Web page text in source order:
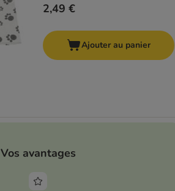
2,49 €
Ajouter au panier
Vos avantages